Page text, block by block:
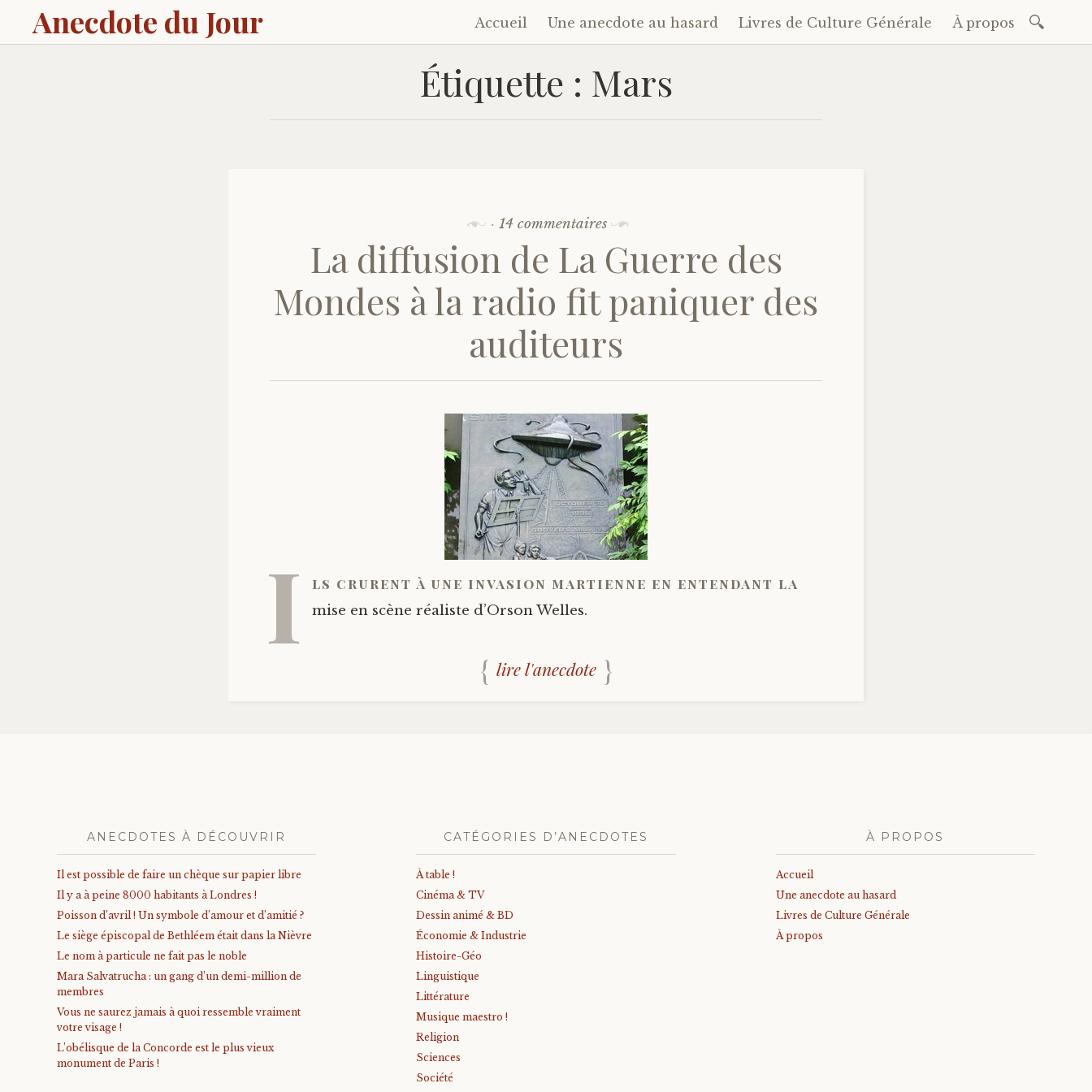
Anecdote du Jour
Accéder
au
contenu
principal
Accueil Une anecdote au hasard Livres de Culture Générale À propos
Étiquette : Mars
· 14 commentaires
La diffusion de La Guerre des
Mondes à la radio fit paniquer des
auditeurs
I ls crurent à une invasion martienne en entendant la
mise en scène réaliste d’Orson Welles.
lire l'anecdote
ANECDOTES À DÉCOUVRIR
Il est possible de faire un chèque sur papier libre
Il y a à peine 8000 habitants à Londres !
Poisson d’avril ! Un symbole d’amour et d’amitié ?
Le siège épiscopal de Bethléem était dans la Nièvre
Le nom à particule ne fait pas le noble
Mara Salvatrucha : un gang d’un demi-million de
membres
Vous ne saurez jamais à quoi ressemble vraiment
votre visage !
L’obélisque de la Concorde est le plus vieux
monument de Paris !
CATÉGORIES D’ANECDOTES
À table !
Cinéma & TV
Dessin animé & BD
Économie & Industrie
Histoire-Géo
Linguistique
Littérature
Musique maestro !
Religion
Sciences
Société
À PROPOS
Accueil
Une anecdote au hasard
Livres de Culture Générale
À propos